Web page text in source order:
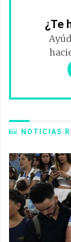
¿Te
NOTICIAS